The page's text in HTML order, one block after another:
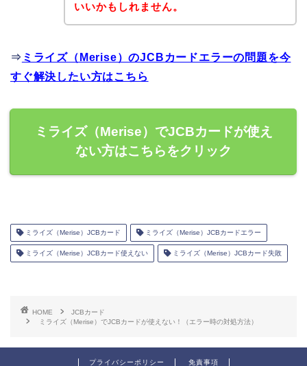
いいかもしれません。
⇒ ミライズ（Merise）のJCBカードエラーの問題を今
すぐ解決したい方はこちら
ミライズ（Merise）でJCBカードが使え
ない方はこちらをクリック
ミライズ（Merise）JCBカード ミライズ（Merise）JCBカードエラー
ミライズ（Merise）JCBカード使えない ミライズ（Merise）JCBカード失敗
HOME
JCBカード
ミライズ（Merise）でJCBカードが使えない！（エラー時の対処方法）
プライバシーポリシー 免責事項